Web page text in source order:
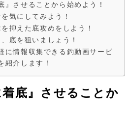
』させることから始めよう！
気にしてみよう！
抑えた底攻めをしよう！
底を狙いましょう！
に情報収集できる釣動画サービ
紹介します！
着底』させることか